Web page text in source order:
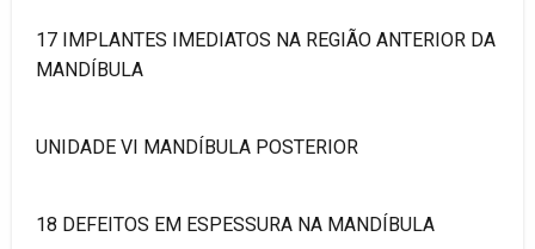
17 IMPLANTES IMEDIATOS NA REGIÃO ANTERIOR DA
MANDÍBULA
UNIDADE VI MANDÍBULA POSTERIOR
18 DEFEITOS EM ESPESSURA NA MANDÍBULA